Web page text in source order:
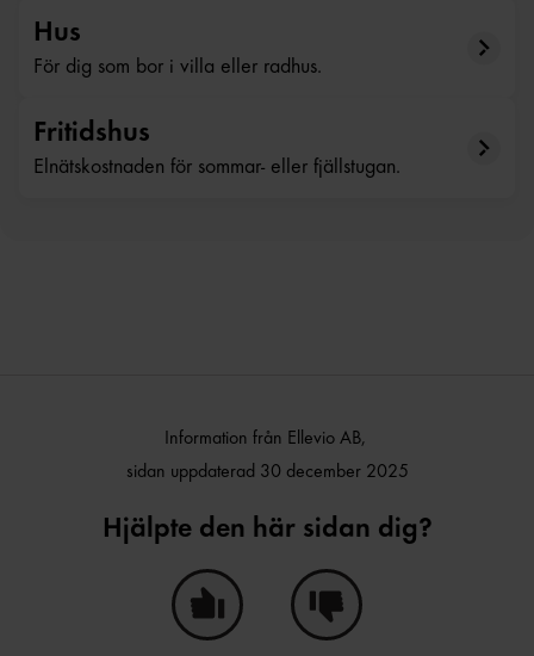
Hus
För dig som bor i villa eller radhus.
Fritidshus
Elnätskostnaden för sommar- eller fjällstugan.
Information från Ellevio AB,
sidan uppdaterad 30 december 2025
Hjälpte den här sidan dig?